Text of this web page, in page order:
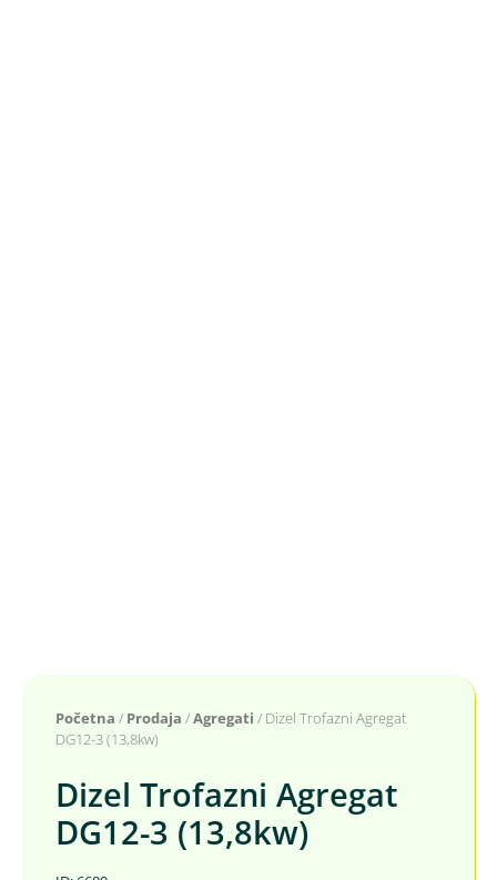
Početna / Prodaja /Agregati / Dizel Trofazni Agregat
DG12-3 (13,8kw)
Dizel Trofazni Agregat
DG12-3 (13,8kw)